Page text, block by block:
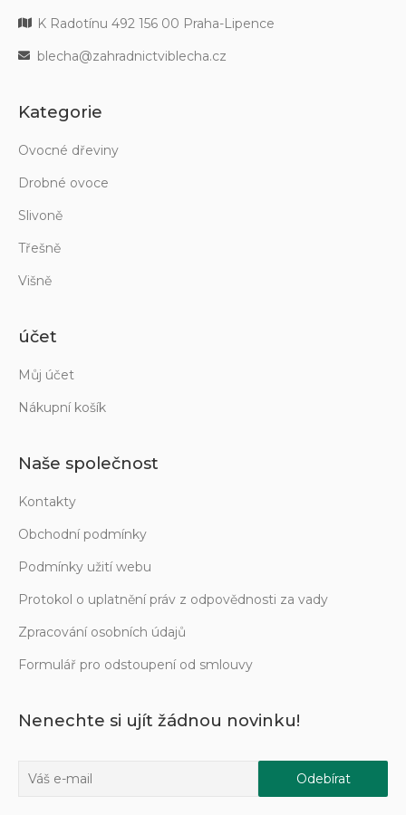
K Radotínu 492 156 00 Praha-Lipence
blecha@zahradnictviblecha.cz
Kategorie
Ovocné dřeviny
Drobné ovoce
Slivoně
Třešně
Višně
účet
Můj účet
Nákupní košík
Naše společnost
Kontakty
Obchodní podmínky
Podmínky užití webu
Protokol o uplatnění práv z odpovědnosti za vady
Zpracování osobních údajů
Formulář pro odstoupení od smlouvy
Nenechte si ujít žádnou novinku!